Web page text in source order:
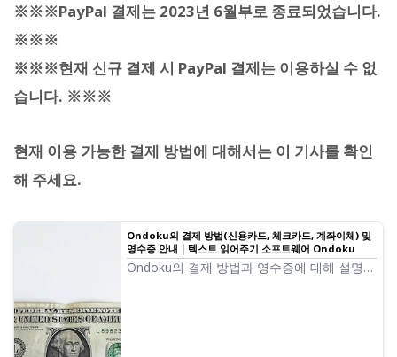
※※※PayPal 결제는 2023년 6월부로 종료되었습니다.
※※※
※※※현재 신규 결제 시 PayPal 결제는 이용하실 수 없
습니다. ※※※
현재 이용 가능한 결제 방법에 대해서는 이 기사를 확인
해 주세요.
Ondoku의 결제 방법(신용카드, 체크카드, 계좌이체) 및
영수증 안내｜텍스트 읽어주기 소프트웨어 Ondoku
Ondoku의 결제 방법과 영수증에 대해 설명합